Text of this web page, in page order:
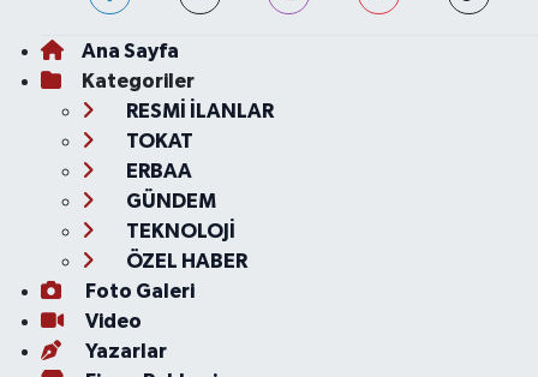
Ana Sayfa
Kategoriler
RESMİ İLANLAR
TOKAT
ERBAA
GÜNDEM
TEKNOLOJİ
ÖZEL HABER
Foto Galeri
Video
Yazarlar